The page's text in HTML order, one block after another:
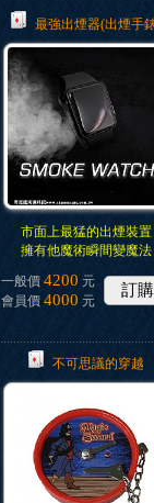
最強出煙器(出煙手
市面上最猛的出煙裝置
擁有他魔術瞬間變魔法
一般價 4200 元
會員價 4000 元
訂購
不可思議的穿越